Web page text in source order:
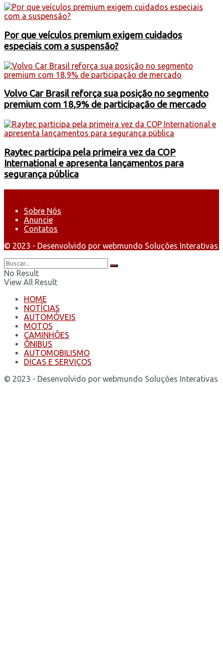
Por que veículos premium exigem cuidados
especiais com a suspensão?
Volvo Car Brasil reforça sua posição no segmento
premium com 18,9% de participação de mercado
Raytec participa pela primeira vez da COP
International e apresenta lançamentos para
segurança pública
Sobre Nós
Anuncie
Contatos
© 2023 - Desenvolvido por webmundo Soluções Interativas
No Result
View All Result
HOME
NOTÍCIAS
AUTOMÓVEIS
MOTOS
CAMINHÕES
ÔNIBUS
AUTOMOBILISMO
DICAS E SERVIÇOS
© 2023 - Desenvolvido por webmundo Soluções Interativas